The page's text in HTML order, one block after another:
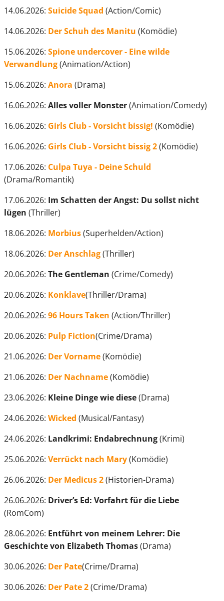
14.06.2026: Suicide Squad (Action/Comic)
14.06.2026: Der Schuh des Manitu (Komödie)
15.06.2026: Spione undercover - Eine wilde
Verwandlung(Animation/Action)
15.06.2026: Anora (Drama)
16.06.2026: Alles voller Monster(Animation/Comedy)
16.06.2026: Girls Club - Vorsicht bissig! (Komödie)
16.06.2026: Girls Club - Vorsicht bissig 2(Komödie)
17.06.2026: Culpa Tuya - Deine Schuld
(Drama/Romantik)
17.06.2026: Im Schatten der Angst: Du sollst nicht
lügen (Thriller)
18.06.2026: Morbius(Superhelden/Action)
18.06.2026: Der Anschlag(Thriller)
20.06.2026: The Gentleman (Crime/Comedy)
20.06.2026: Konklave(Thriller/Drama)
20.06.2026: 96 HoursTaken (Action/Thriller)
20.06.2026: Pulp Fiction(Crime/Drama)
21.06.2026: Der Vorname(Komödie)
21.06.2026: Der Nachname(Komödie)
23.06.2026: Kleine Dinge wie diese(Drama)
24.06.2026: Wicked (Musical/Fantasy)
24.06.2026: Landkrimi: Endabrechnung(Krimi)
25.06.2026: Verrückt nach Mary(Komödie)
26.06.2026: Der Medicus 2(Historien-Drama)
26.06.2026: Driver’s Ed: Vorfahrt für die Liebe
(RomCom)
28.06.2026: Entführt von meinem Lehrer: Die
Geschichte von Elizabeth Thomas(Drama)
30.06.2026: Der Pate(Crime/Drama)
30.06.2026: Der Pate 2(Crime/Drama)